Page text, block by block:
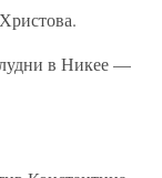
в Никее —